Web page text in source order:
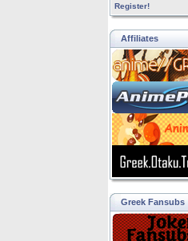
Register!
Affiliates
Greek Fansubs